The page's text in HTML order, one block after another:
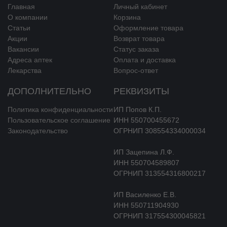
Описание
Твёрдые желатиновые капсулы номер 3 белого или почти белого
цвета. Содержимое капсулы — порошок от белого до светло-
жёлтого цвета.
Эубиотик
Код АТХ
Фармакологические свойства
Фармакодинамика
Bifidobacterium longum
входящие в состав препарата, являются естественными
симбиотическими бактериями, населяющими желудочно-
Главная
О компании
Статьи
Акции
Вакансии
Адреса аптек
Лекарства
Личный кабинет
Корзина
Оформление товара
Возврат товара
Статус заказа
Оплата и доставка
Вопрос-ответ
ДОПОЛНИТЕЛЬНО
Политика конфиденциальности
Пользовательское соглашение
Законодательство
РЕКВИЗИТЫ
ИП Попов К.П.
ИНН 550700455672
ОГРНИП 308554334000034
ИП Зацепина Л.Ф.
ИНН 550704589807
ОГРНИП 313554316800217
ИП Василенко Е.В.
ИНН 550711904930
ОГРНИП 317554300045821